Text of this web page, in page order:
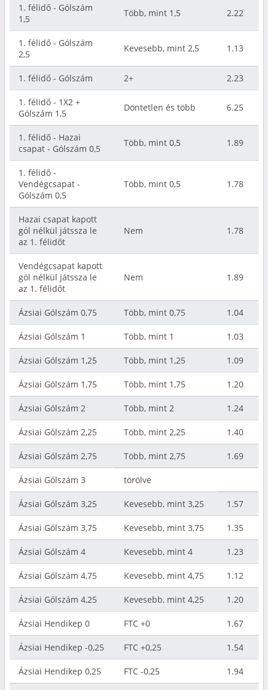
1. félidő - Gólszám
1,5
Több, mint 1,5 2.22
1. félidő - Gólszám
2,5
Kevesebb, mint 2,5 1.13
1. félidő - Gólszám 2+ 2.23
1. félidő - 1X2 +
Gólszám 1,5
Döntetlen és több 6.25
1. félidő - Hazai
csapat - Gólszám 0,5
Több, mint 0,5 1.89
1. félidő -
Vendégcsapat -
Gólszám 0,5
Több, mint 0,5 1.78
Hazai csapat kapott
gól nélkül játssza le
az 1. félidőt
Nem 1.78
Vendégcsapat kapott
gól nélkül játssza le
az 1. félidőt
Nem 1.89
Ázsiai Gólszám 0,75 Több, mint 0,75 1.04
Ázsiai Gólszám 1 Több, mint 1 1.03
Ázsiai Gólszám 1,25 Több, mint 1,25 1.09
Ázsiai Gólszám 1,75 Több, mint 1,75 1.20
Ázsiai Gólszám 2 Több, mint 2 1.24
Ázsiai Gólszám 2,25 Több, mint 2,25 1.40
Ázsiai Gólszám 2,75 Több, mint 2,75 1.69
Ázsiai Gólszám 3 törölve
Ázsiai Gólszám 3,25 Kevesebb, mint 3,25 1.57
Ázsiai Gólszám 3,75 Kevesebb, mint 3,75 1.35
Ázsiai Gólszám 4 Kevesebb, mint 4 1.23
Ázsiai Gólszám 4,75 Kevesebb, mint 4,75 1.12
Ázsiai Gólszám 4,25 Kevesebb, mint 4,25 1.20
Ázsiai Hendikep 0 FTC +0 1.67
Ázsiai Hendikep -0,25 FTC +0,25 1.54
Ázsiai Hendikep 0,25 FTC -0,25 1.94